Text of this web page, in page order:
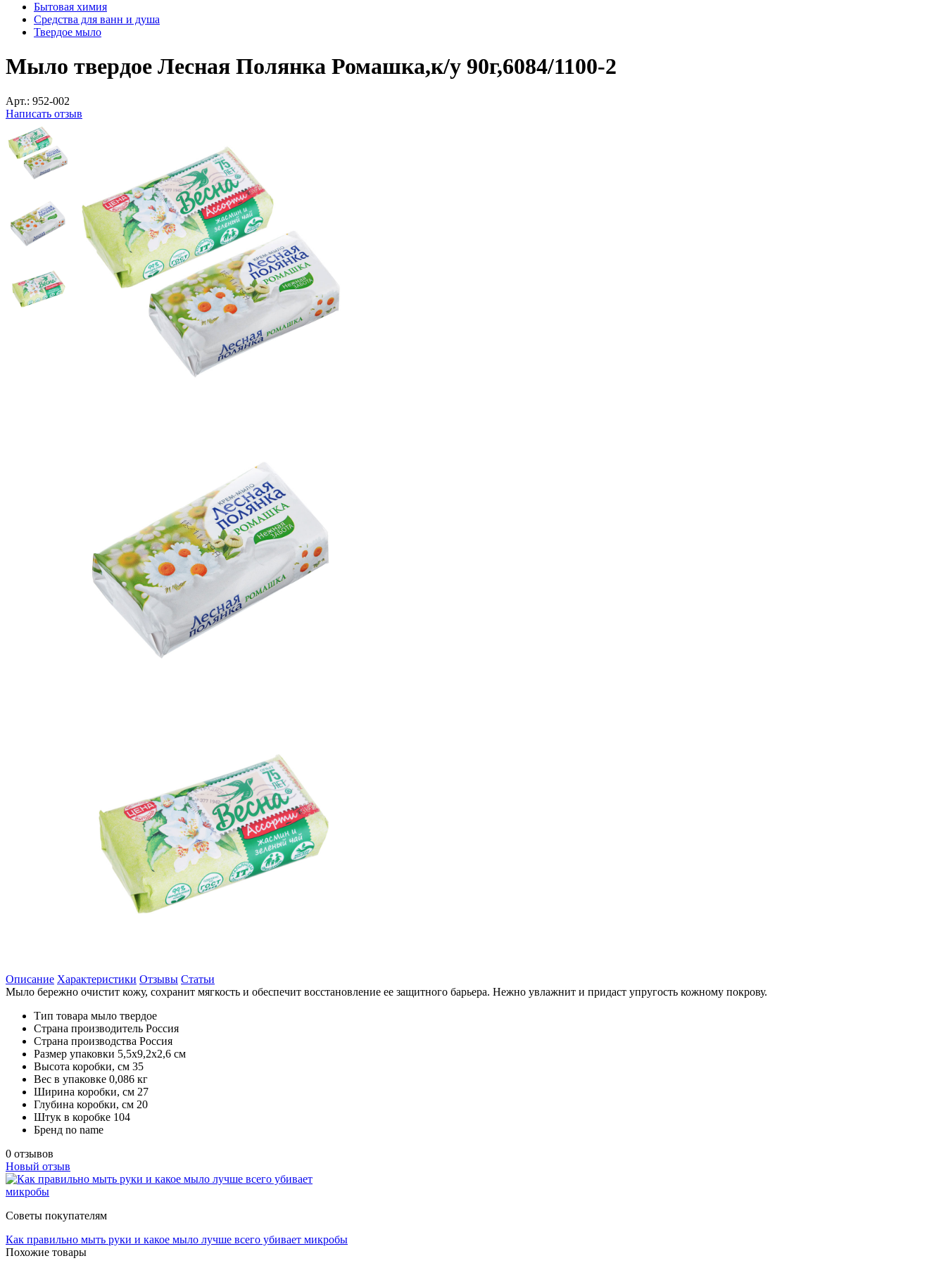
Бытовая химия
Средства для ванн и душа
Твердое мыло
Мыло твердое Лесная Полянка Ромашка,к/у 90г,6084/1100-2
Арт.: 952-002
Написать отзыв
Описание Характеристики Отзывы Статьи
Мыло бережно очистит кожу, сохранит мягкость и обеспечит восстановление ее защитного барьера. Нежно увлажнит и придаст упругость кожному покрову.
Тип товара мыло твердое
Страна производитель Россия
Страна производства Россия
Размер упаковки 5,5x9,2x2,6 см
Высота коробки, см 35
Вес в упаковке 0,086 кг
Ширина коробки, см 27
Глубина коробки, см 20
Штук в коробке 104
Бренд no name
0 отзывов
Новый отзыв
Советы покупателям
Как правильно мыть руки и какое мыло лучше всего убивает микробы
Похожие товары